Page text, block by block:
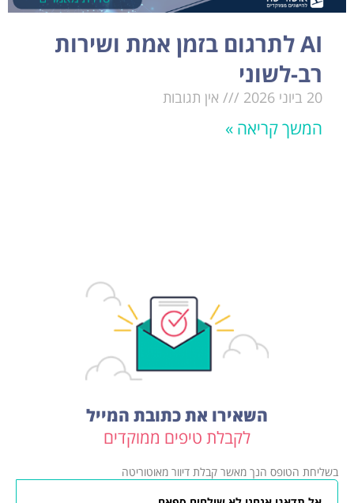
AI לתרגום בזמן אמת ושירות
רב-לשוני
20 ביוני 2026 אין תגובות
המשך קריאה »
השאירו את כתובת המייל
לקבלת טיפים ממוקדים
בשליחת הטופס הנך מאשר קבלת דיוור מאוטוריטה